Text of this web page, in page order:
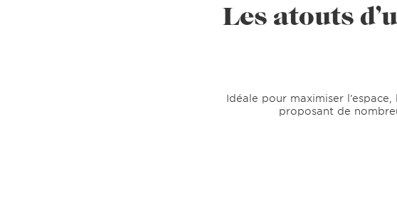
Les atouts
Idéale pour maximiser
proposant de